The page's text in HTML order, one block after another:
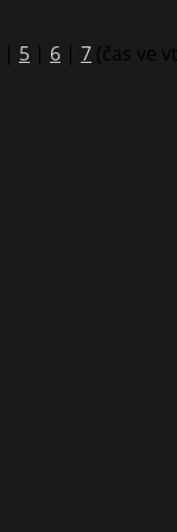
| 5 | 6 | 7 (čas ve